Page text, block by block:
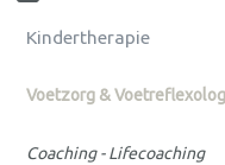
Kindertherapie
Voetzorg &
Coaching - Lifecoaching